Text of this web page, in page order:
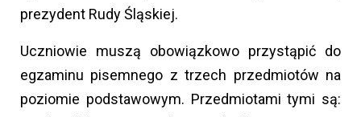
prezydent Rudy Śląskiej.
Uczniowie muszą obowiązkowo przystąpić do
egzaminu pisemnego z trzech przedmiotów na
poziomie podstawowym. Przedmiotami tymi są: